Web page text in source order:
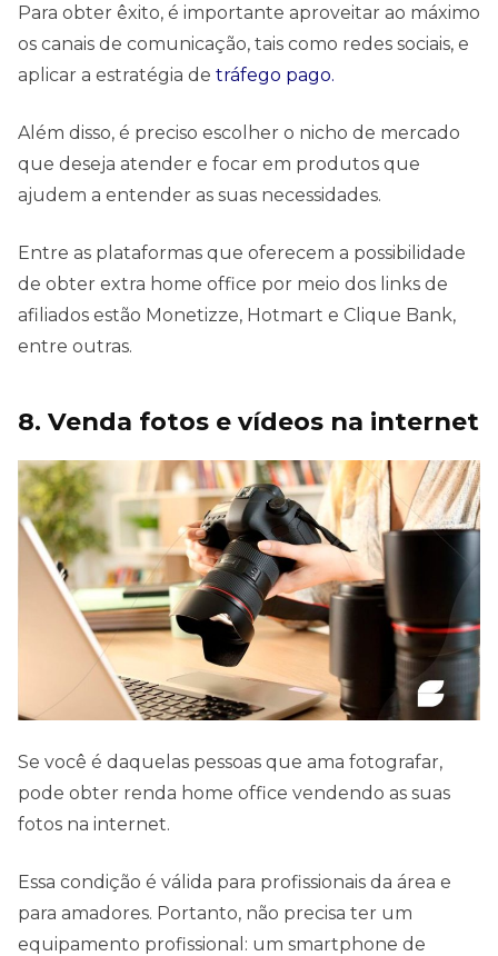
Para obter êxito, é importante aproveitar ao máximo
os canais de comunicação, tais como redes sociais, e
aplicar a estratégia de tráfego pago.
Além disso, é preciso escolher o nicho de mercado
que deseja atender e focar em produtos que
ajudem a entender as suas necessidades.
Entre as plataformas que oferecem a possibilidade
de obter extra home office por meio dos links de
afiliados estão Monetizze, Hotmart e Clique Bank,
entre outras.
8. Venda fotos e vídeos na internet
Se você é daquelas pessoas que ama fotografar,
pode obter renda home office vendendo as suas
fotos na internet.
Essa condição é válida para profissionais da área e
para amadores. Portanto, não precisa ter um
equipamento profissional: um smartphone de